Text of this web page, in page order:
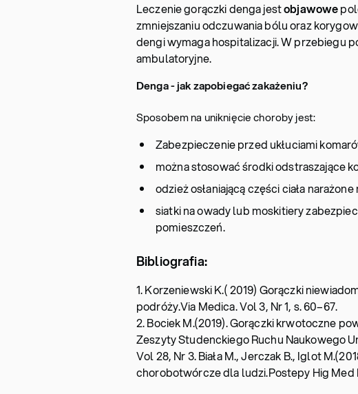
Leczenie gorączki denga jestobjawowe
zmniejszaniu odczuwania bólu oraz
dengi wymaga hospitalizacji. W przebiegu
ambulatoryjne.
Denga - jak zapobiegać zakażeniu?
Sposobem na uniknięcie choroby jest:
Zabezpieczenie przed ukłuciami
można stosować środki odstraszające
odzież osłaniającą części ciała
siatki na owady lub moskitiery
pomieszczeń.
Bibliografia:
1. Korzeniewski K.( 2019) Gorączki
podróży.Via Medica. Vol 3, Nr 1, s. 60–67.
2. Bociek M.(2019). Gorączki krwotoczne
Zeszyty Studenckiego Ruchu Naukowego
Vol 28, Nr 3. Biała M., Jerczak B., Iglot
chorobotwórcze dla ludzi.Postepy Hig Med